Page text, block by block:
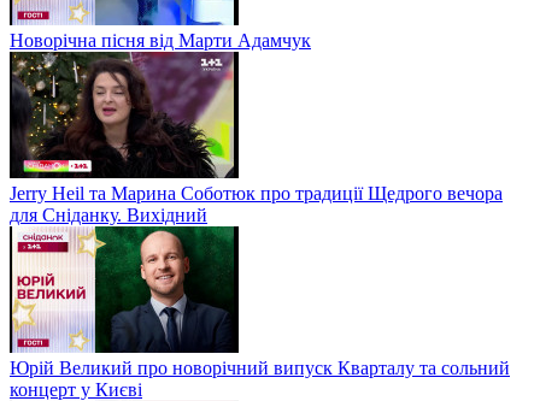
Новорічна пісня від Марти Адамчук
Jerry Heil та Марина Соботюк про традиції Щедрого вечора
для Сніданку. Вихідний
Юрій Великий про новорічний випуск Кварталу та сольний
концерт у Києві